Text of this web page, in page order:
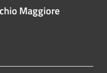
Maggiore